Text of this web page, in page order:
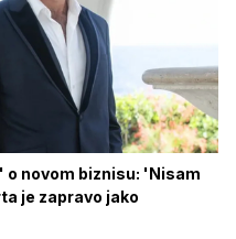
o novom biznisu: 'Nisam
je zapravo jako